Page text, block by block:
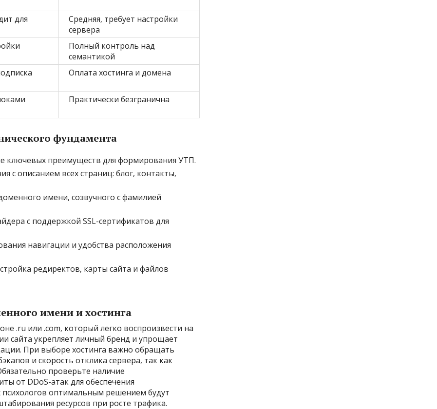
для
Средняя‚ требует настройки
сервера
Полный контроль над
семантикой
Оплата хостинга и домена
Практически безгранична
фундамента
ключевых преимуществ для формирования УТП.
с описанием всех страниц: блог‚ контакты‚
имени‚ созвучного с фамилией
с поддержкой SSL-сертификатов для
навигации и удобства расположения
редиректов‚ карты сайта и файлов
имени и хостинга
.ru или .com‚ который легко воспроизвести на
сайта укрепляет личный бренд и упрощает
При выборе хостинга важно обращать
и скорость отклика сервера‚ так как
проверьте наличие
от DDoS-атак для обеспечения
оптимальным решением будут
ресурсов при росте трафика.